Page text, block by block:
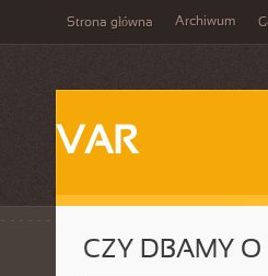
Strona główna Archiwum
VAR
CZY DBAMY O